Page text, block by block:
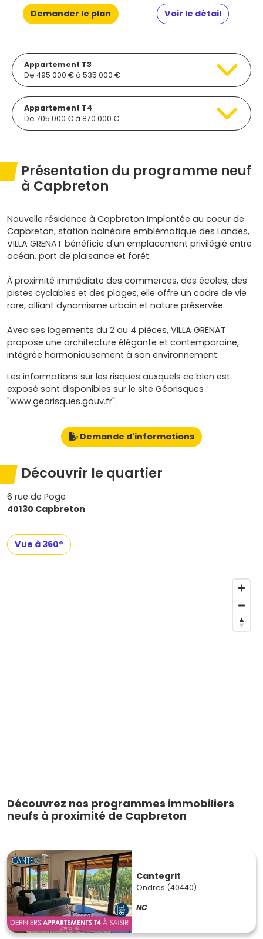
Demander le plan Voir le détail
Appartement T3
De 495 000 € à 535 000 €
Appartement T4
De 705 000 € à 870 000 €
Présentation du programme neuf
à Capbreton
Nouvelle résidence à Capbreton Implantée au coeur de
Capbreton, station balnéaire emblématique des Landes,
VILLA GRENAT bénéficie d'un emplacement privilégié entre
océan, port de plaisance et forêt.
À proximité immédiate des commerces, des écoles, des
pistes cyclables et des plages, elle offre un cadre de vie
rare, alliant dynamisme urbain et nature préservée.
Avec ses logements du 2 au 4 pièces, VILLA GRENAT
propose une architecture élégante et contemporaine,
intégrée harmonieusement à son environnement.
Les informations sur les risques auxquels ce bien est
exposé sont disponibles sur le site Géorisques :
"www.georisques.gouv.fr".
Demande d'informations
Découvrir le quartier
6 rue de Poge
40130 Capbreton
Vue à 360°
Découvrez nos programmes immobiliers
neufs à proximité de Capbreton
Cantegrit
Ondres (40440)
NC